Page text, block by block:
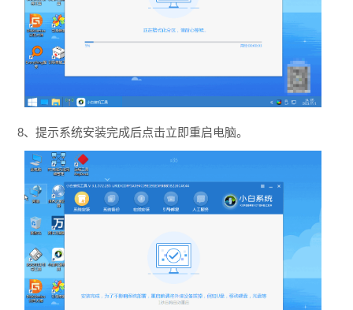
8、提示系统安装完成后点击立即重启电脑。